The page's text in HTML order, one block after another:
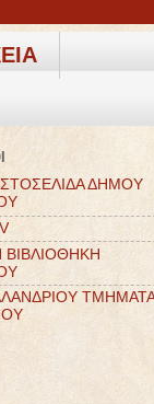
ΔΗΜΟΥ
ΤΜΗΜΑΤΑ